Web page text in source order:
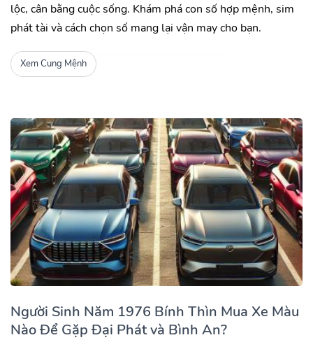
lộc, cân bằng cuộc sống. Khám phá con số hợp mệnh, sim
phát tài và cách chọn số mang lại vận may cho bạn.
Xem Cung Mệnh
Người Sinh Năm 1976 Bính Thìn Mua Xe Màu
Nào Để Gặp Đại Phát và Bình An?